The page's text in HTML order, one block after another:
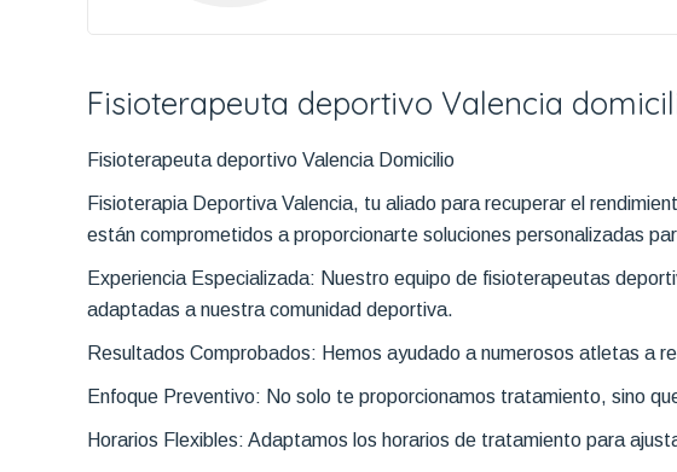
Fisioterapeuta deportivo Valencia
Fisioterapeuta deportivo Valencia Domicilio
Fisioterapia Deportiva Valencia, tu aliado para recuperar el
están comprometidos a proporcionarte soluciones personalizadas
Experiencia Especializada: Nuestro equipo de fisioterapeutas
adaptadas a nuestra comunidad deportiva.
Resultados Comprobados: Hemos ayudado a numerosos atletas a
Enfoque Preventivo: No solo te proporcionamos tratamiento, sino
Horarios Flexibles: Adaptamos los horarios de tratamiento para